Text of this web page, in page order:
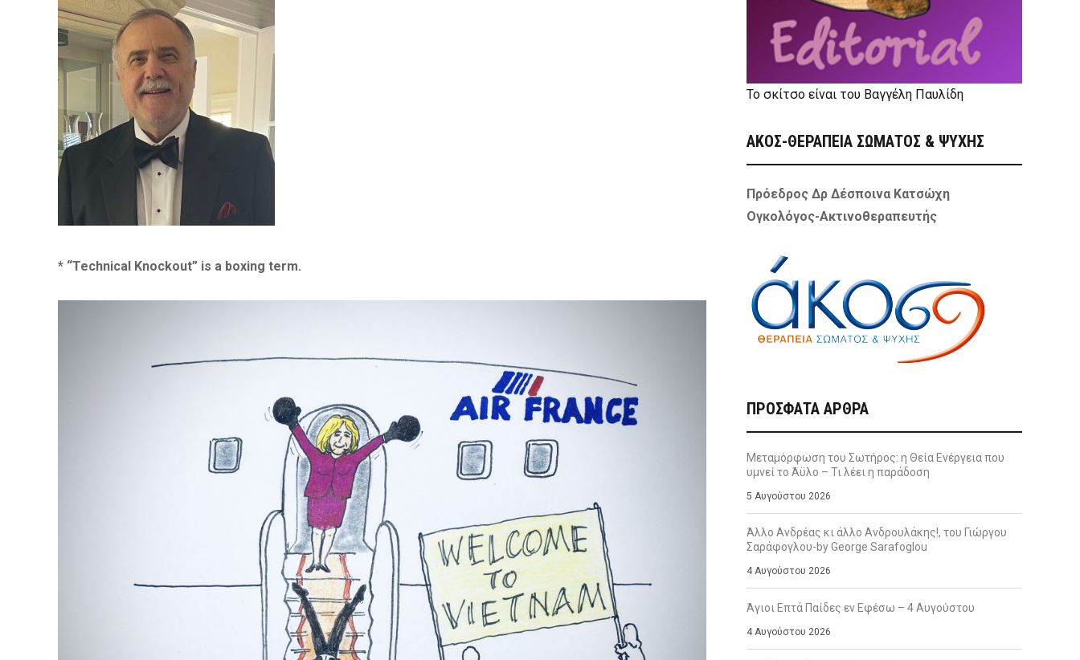
* “Technical Knockout” is a boxing term.
Το σκίτσο είναι του Βαγγέλη Παυλίδη
ΑΚΟΣ-ΘΕΡΑΠΕΙΑ ΣΩΜΑΤΟΣ & ΨΥΧΗΣ
Πρόεδρος Δρ Δέσποινα Κατσώχη
Ογκολόγος-Ακτινοθεραπευτής
ΠΡΌΣΦΑΤΑ ΆΡΘΡΑ
Μεταμόρφωση του Σωτήρος: η Θεία Ενέργεια που
υμνεί το Άϋλο – Τι λέει η παράδοση
5 Αυγούστου 2026
Άλλο Ανδρέας κι άλλο Ανδρουλάκης!, του Γιώργου
Σαράφογλου-by George Sarafoglou
4 Αυγούστου 2026
Άγιοι Επτά Παίδες εν Εφέσω – 4 Αυγούστου
4 Αυγούστου 2026